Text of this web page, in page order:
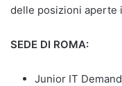
delle posizioni aperte
SEDE DI ROMA:
Junior IT